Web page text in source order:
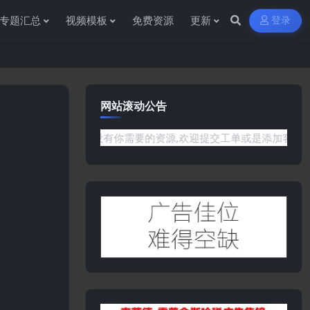
专题汇总 视频模板 免费资源 更新 登录
网站滚动公告
或是网站没有你需要的资源,欢迎提交工单或是添加客服微信